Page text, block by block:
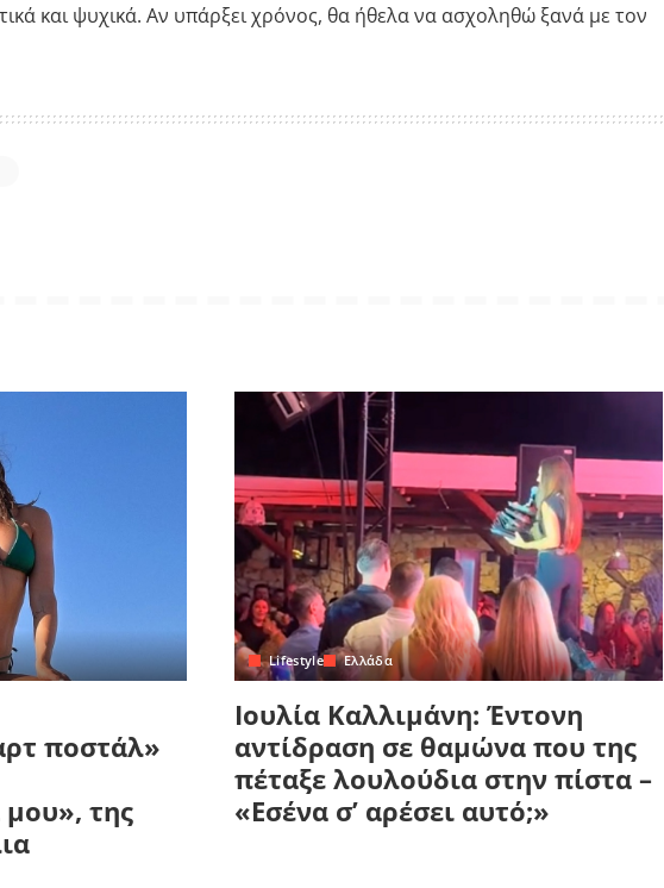
και ψυχικά. Αν υπάρξει χρόνος, θα ήθελα να ασχοληθώ ξανά με τον
ποστάλ»
της
Lifestyle Ελλάδα
Ιουλία Καλλιμάνη: Έντονη
αντίδραση σε θαμώνα που της
πέταξε λουλούδια στην πίστα –
«Εσένα σ’ αρέσει αυτό;»